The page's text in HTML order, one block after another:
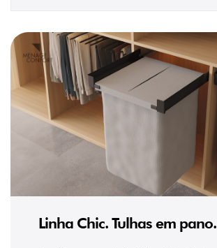
Linha Chic. Tulhas em pano.